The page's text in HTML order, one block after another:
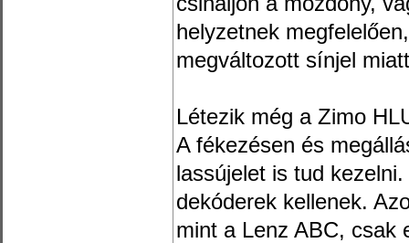
helyzetnek
megváltozott sínjel
Létezik még a Zimo
A fékezésen és
lassújelet is tud
dekóderek kellenek.
mint a Lenz ABC, csak